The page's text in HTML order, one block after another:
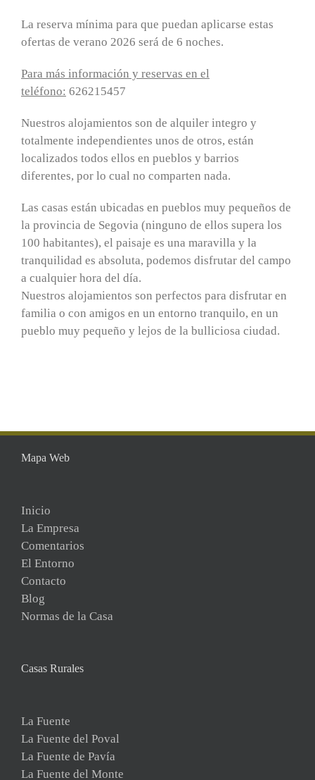
La reserva mínima para que puedan aplicarse estas
ofertas de verano 2026 será de 6 noches.
Para más información y reservas en el
teléfono: 626215457
Nuestros alojamientos son de alquiler integro y
totalmente independientes unos de otros, están
localizados todos ellos en pueblos y barrios
diferentes, por lo cual no comparten nada.
Las casas están ubicadas en pueblos muy pequeños de
la provincia de Segovia (ninguno de ellos supera los
100 habitantes), el paisaje es una maravilla y la
tranquilidad es absoluta, podemos disfrutar del campo
a cualquier hora del día.
Nuestros alojamientos son perfectos para disfrutar en
familia o con amigos en un entorno tranquilo, en un
pueblo muy pequeño y lejos de la bulliciosa ciudad.
Mapa Web
Inicio
La Empresa
Comentarios
El Entorno
Contacto
Blog
Normas de la Casa
Casas Rurales
La Fuente
La Fuente del Poval
La Fuente de Pavía
La Fuente del Monte